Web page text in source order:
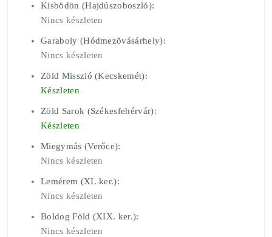
Kisbödön (Hajdúszoboszló):
Nincs készleten
Garaboly (Hódmezõvásárhely):
Nincs készleten
Zöld Misszió (Kecskemét):
Készleten
Zöld Sarok (Székesfehérvár):
Készleten
Miegymás (Verőce):
Nincs készleten
Lemérem (XI. ker.):
Nincs készleten
Boldog Föld (XIX. ker.):
Nincs készleten